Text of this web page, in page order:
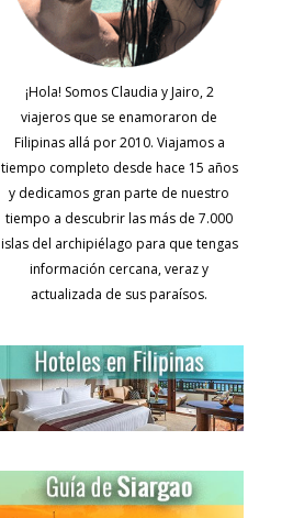
¡Hola! Somos Claudia y Jairo, 2
viajeros que se enamoraron de
Filipinas allá por 2010. Viajamos a
tiempo completo desde hace 15 años
y dedicamos gran parte de nuestro
tiempo a descubrir las más de 7.000
islas del archipiélago para que tengas
información cercana, veraz y
actualizada de sus paraísos.